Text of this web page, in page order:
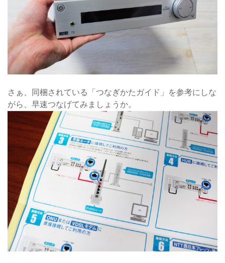
さぁ、同梱されている「つなぎかたガイド」を参考にしな
がら、早速つなげてみましょうか。